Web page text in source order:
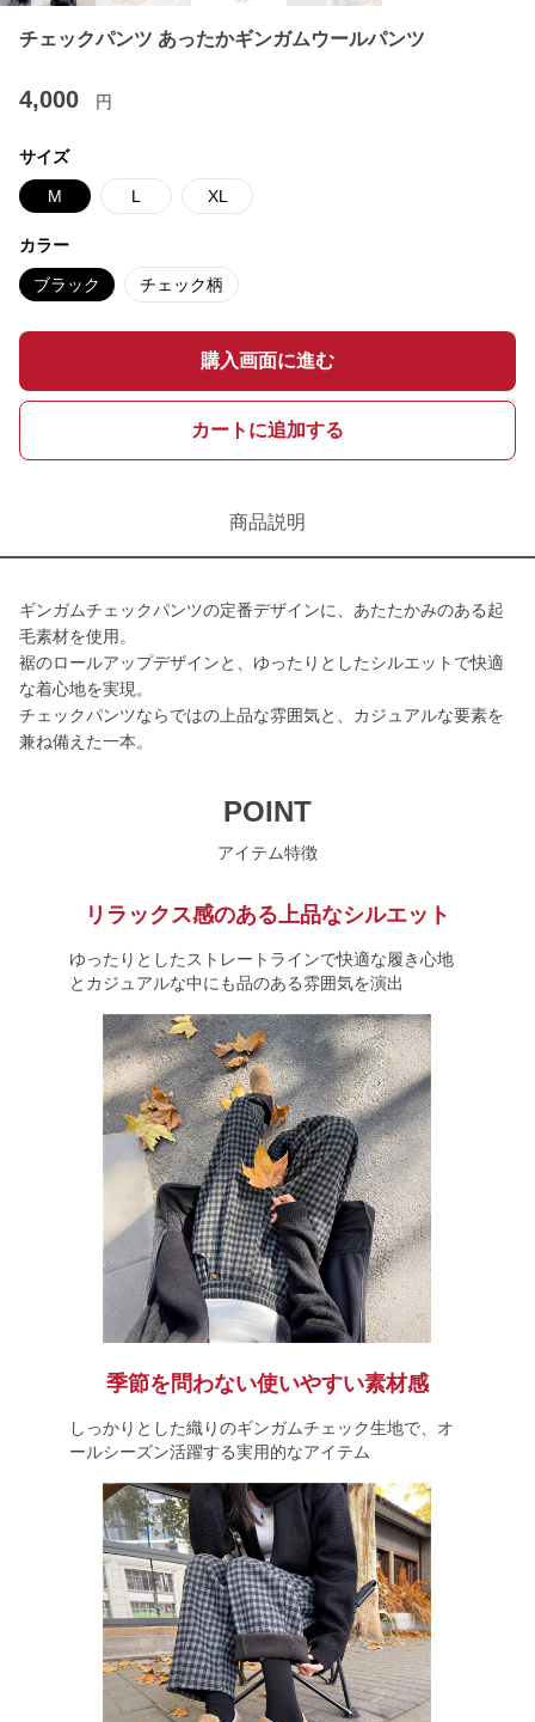
チェックパンツ あったかギンガムウールパンツ
4,000 円
サイズ
M L XL
カラー
ブラック チェック柄
購入画面に進む
カートに追加する
商品説明
ギンガムチェックパンツの定番デザインに、あたたかみのある起
毛素材を使用。
裾のロールアップデザインと、ゆったりとしたシルエットで快適
な着心地を実現。
チェックパンツならではの上品な雰囲気と、カジュアルな要素を
兼ね備えた一本。
POINT
アイテム特徴
リラックス感のある上品なシルエット
ゆったりとしたストレートラインで快適な履き心地
とカジュアルな中にも品のある雰囲気を演出
季節を問わない使いやすい素材感
しっかりとした織りのギンガムチェック生地で、オ
ールシーズン活躍する実用的なアイテム